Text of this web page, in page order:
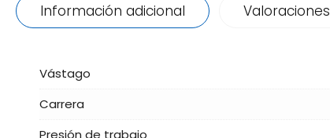
Información adicional Valoraciones
Vástago
Carrera
Presión de trabajo